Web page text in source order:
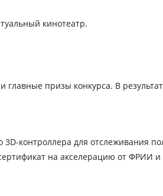
кинотеатр.
призы конкурса. В
контроллера для отслеживания
на акселерацию от ФРИИ